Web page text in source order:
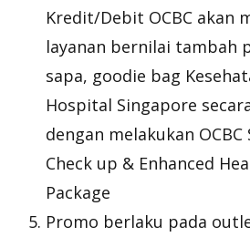
Kredit/Debit OCBC akan
layanan bernilai tambah
sapa, goodie bag
Hospital Singapore
dengan melakukan OCBC
Check up & Enhanced
Package
Promo berlaku pada